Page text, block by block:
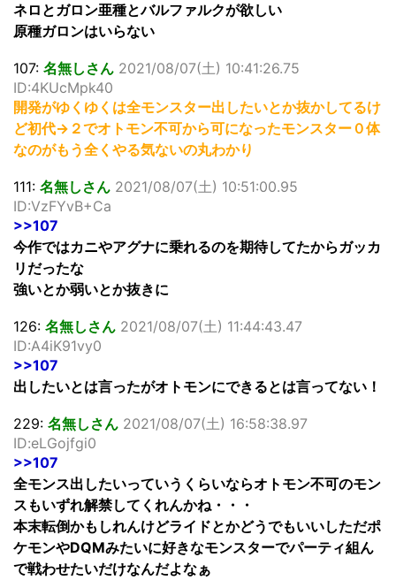
ネロとガロン亜種とバルファルクが欲しい
原種ガロンはいらない
107: 名無しさん 2021/08/07(土) 10:41:26.75
ID:4KUcMpk40
開発がゆくゆくは全モンスター出したいとか抜かしてるけ
ど初代→２でオトモン不可から可になったモンスター０体
なのがもう全くやる気ないの丸わかり
111: 名無しさん 2021/08/07(土) 10:51:00.95
ID:VzFYvB+Ca
>>107
今作ではカニやアグナに乗れるのを期待してたからガッカ
リだったな
強いとか弱いとか抜きに
126: 名無しさん 2021/08/07(土) 11:44:43.47
ID:A4iK91vy0
>>107
出したいとは言ったがオトモンにできるとは言ってない！
229: 名無しさん 2021/08/07(土) 16:58:38.97
ID:eLGojfgi0
>>107
全モンス出したいっていうくらいならオトモン不可のモン
スもいずれ解禁してくれんかね・・・
本末転倒かもしれんけどライドとかどうでもいいしただポ
ケモンやDQMみたいに好きなモンスターでパーティ組ん
で戦わせたいだけなんだよなぁ